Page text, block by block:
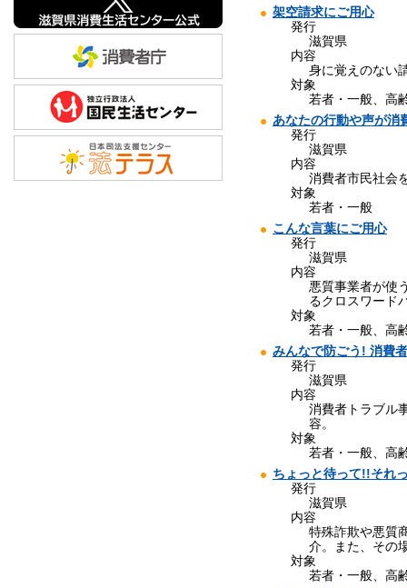
架空請求にご用心
発行
滋賀県
内容
身に覚えのない
対象
若者・一般、高
あなたの行動や声が消
発行
滋賀県
内容
消費者市民社会
対象
若者・一般
こんな言葉にご用心
発行
滋賀県
内容
悪質事業者が使
るクロスワード
対象
若者・一般、高
みんなで防ごう! 消費
発行
滋賀県
内容
消費者トラブル
容。
対象
若者・一般、高
ちょっと待って!!それ
発行
滋賀県
内容
特殊詐欺や悪質
介。また、その
対象
若者・一般、高